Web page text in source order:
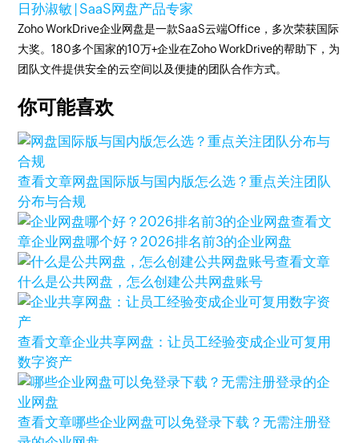
日孙淑敏 | SaaS网盘产品专家
Zoho WorkDrive企业网盘是一款SaaS云端Office，多次荣获国际
大奖。180多个国家的10万+企业在Zoho WorkDrive的帮助下，为
团队文件提供安全的云空间以及便捷的团队合作方式。
你可能喜欢
查看文章网盘国际版与国内版怎么选？重点关注团队
分布与合规
查看文
章企业网盘哪个好？2026排名前3的企业网盘
查看文章
什么是公共网盘，怎么创建公共网盘账号
查看文章企业共享网盘：让员工经验变成企业可复用
数字资产
查看文章哪些企业网盘可以免登录下载？无需注册登